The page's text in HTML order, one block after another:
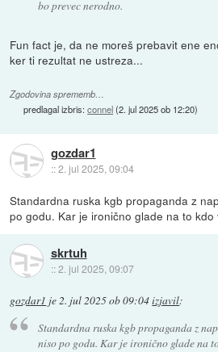
bo prevec nerodno.
Fun fact je, da ne moreš prebavit ene
ker ti rezultat ne ustreza...
Zgodovina sprememb…
predlagal izbris:connel(2. jul 2025 ob 12:20)
gozdar1
::2. jul 2025, 09:04
Standardna ruska kgb propaganda z
po godu. Kar je ironično glade na to kdo
skrtuh
::2. jul 2025, 09:07
gozdar1 je2. jul 2025 ob 09:04izjavil:
Standardna ruska kgb propaganda z
niso po godu. Kar je ironično glade na